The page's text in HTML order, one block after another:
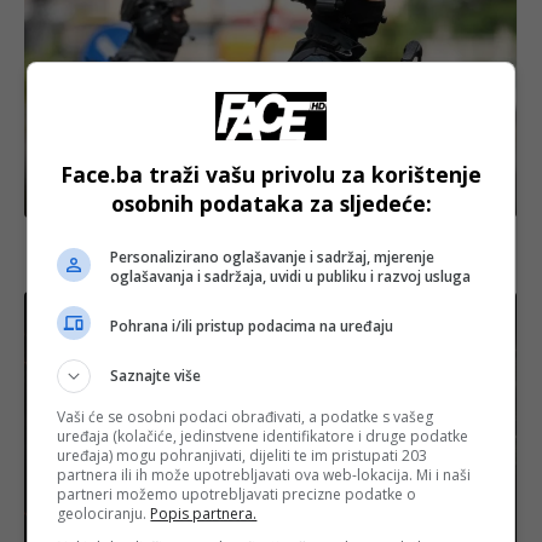
Crna hronika
Velika akcija FUP-a na Mojmilu: Pronađeno gotovo
četrdeset kilograma droge, jedna osoba uhapšena
Face.ba traži vašu privolu za korištenje
osobnih podataka za sljedeće:
Personalizirano oglašavanje i sadržaj, mjerenje
oglašavanja i sadržaja, uvidi u publiku i razvoj usluga
Pohrana i/ili pristup podacima na uređaju
Saznajte više
Vaši će se osobni podaci obrađivati, a podatke s vašeg
uređaja (kolačiće, jedinstvene identifikatore i druge podatke
uređaja) mogu pohranjivati, dijeliti te im pristupati 203
partnera ili ih može upotrebljavati ova web-lokacija. Mi i naši
partneri možemo upotrebljavati precizne podatke o
geolociranju. Popis partnera.